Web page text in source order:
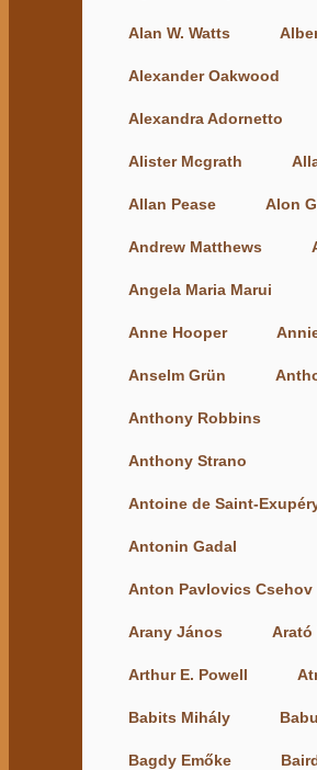
Alan W. Watts
Alexander Oakwood
Alexandra Adornetto
Alister Mcgrath
Allan Pease Alon
Andrew Matthews
Angela Maria Marui
Anne Hooper
Anselm Grün
Anthony Robbins
Anthony Strano
Antoine de Saint-
Antonin Gadal
Anton Pavlovics Csehov
Arany János Arató
Arthur E. Powell
Babits Mihály
Bagdy Emőke